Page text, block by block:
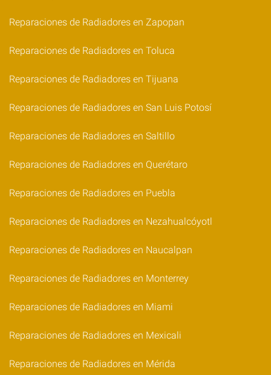
Reparaciones de Radiadores en Zapopan
Reparaciones de Radiadores en Toluca
Reparaciones de Radiadores en Tijuana
Reparaciones de Radiadores en San Luis Potosí
Reparaciones de Radiadores en Saltillo
Reparaciones de Radiadores en Querétaro
Reparaciones de Radiadores en Puebla
Reparaciones de Radiadores en Nezahualcóyotl
Reparaciones de Radiadores en Naucalpan
Reparaciones de Radiadores en Monterrey
Reparaciones de Radiadores en Miami
Reparaciones de Radiadores en Mexicali
Reparaciones de Radiadores en Mérida